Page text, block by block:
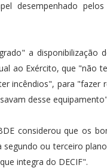
desempenhado
a disponibilização
ao Exército, que "não
incêndios", para "fazer
desse
considerou que os
segundo ou terceiro
integra do DECIF".